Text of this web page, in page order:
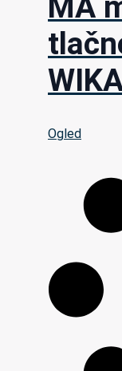
Ogled